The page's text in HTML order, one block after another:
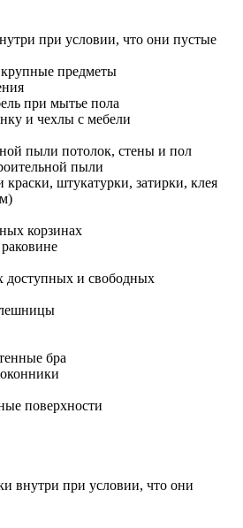
при условии, что они пустые
предметы
при мытье пола
и чехлы с мебели
пыли потолок, стены и пол
пыли
штукатурки, затирки, клея
корзинах
доступных и свободных
бра
поверхности
внутри при условии, что они